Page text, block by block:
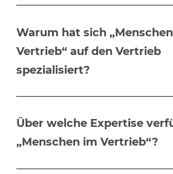
Warum hat sich
Vertrieb“ auf den Vertrieb
spezialisiert?
Über welche Expertise
„Menschen im Vertrieb“?